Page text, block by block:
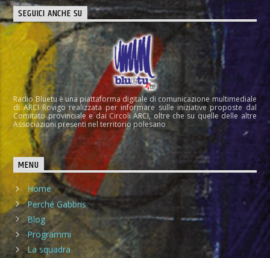
SEGUICI ANCHE SU
Radio Bluetu è una piattaforma digitale di comunicazione multimediale
di ARCI Rovigo realizzata per informare sulle iniziative proposte dal
Comitato provinciale e dai Circoli ARCI, oltre che su quelle delle altre
Associazioni presenti nel territorio polesano
MENU
Home
Perché Gabbris
Blog
Programmi
La squadra